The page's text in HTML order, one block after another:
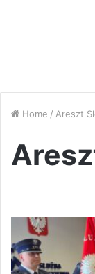
Home / Areszt